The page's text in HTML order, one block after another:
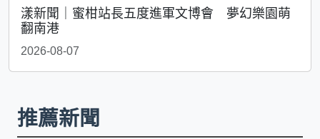
漾新聞｜蜜柑站長五度進軍文博會 夢幻樂園萌
翻南港
2026-08-07
推薦新聞